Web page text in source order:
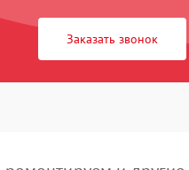
Заказать звонок